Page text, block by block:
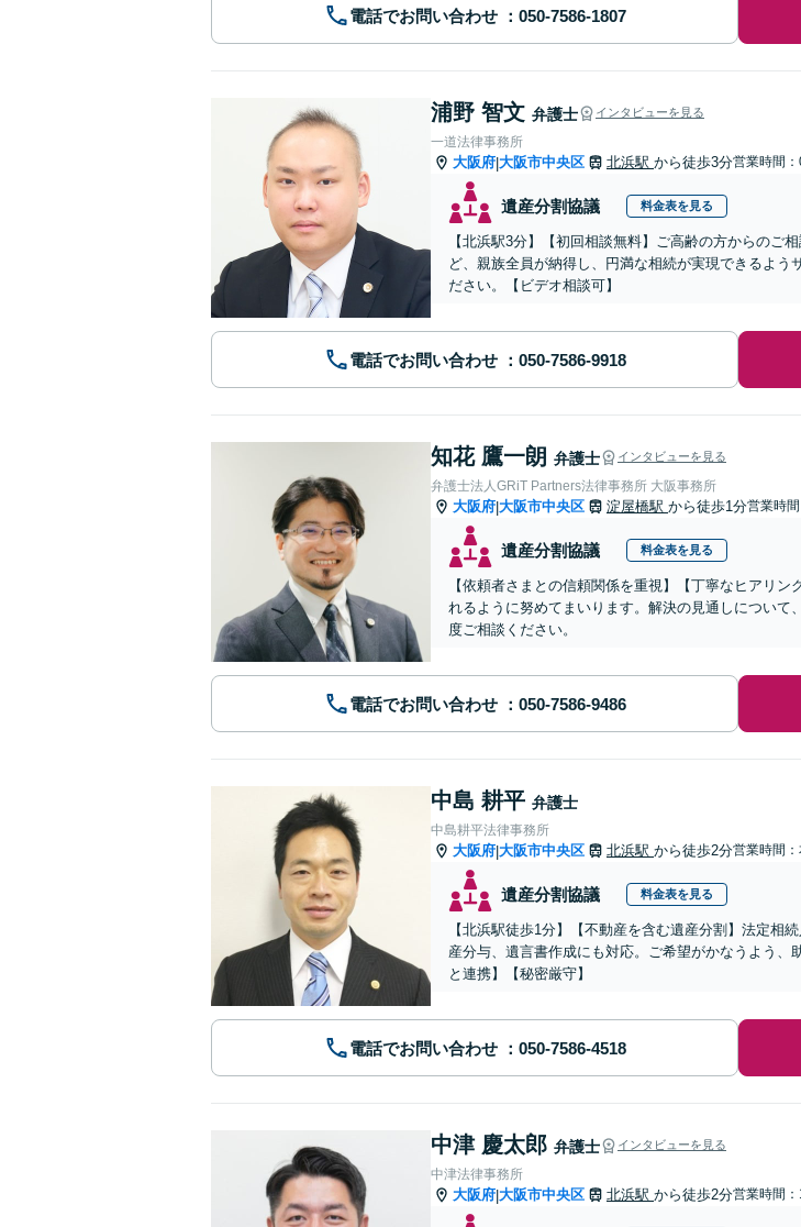
電話でお問い合わせ
浦野 智文 弁護士 インタビューを見る
一道法律事務所
大阪府|大阪市中央区 北浜駅 から徒歩3分営業時間：
遺産分割協議 料金表を見る
【北浜駅3分】【初回相談無料】ご高齢の方からのご
ど、親族全員が納得し、円満な相続が実現できるよ
ださい。【ビデオ相談可】
電話でお問い合わせ
知花 鷹一朗 弁護士 インタビューを見る
弁護士法人GRiT Partners法律事務所 大阪事務所
大阪府|大阪市中央区 淀屋橋駅 から徒歩1分営業時
遺産分割協議 料金表を見る
【依頼者さまとの信頼関係を重視】【丁寧なヒアリ
れるように努めてまいります。解決の見通しについ
度ご相談ください。
電話でお問い合わせ
中島 耕平 弁護士
中島耕平法律事務所
大阪府|大阪市中央区 北浜駅 から徒歩2分営業時間：
遺産分割協議 料金表を見る
【北浜駅徒歩1分】【不動産を含む遺産分割】法定相
産分与、遺言書作成にも対応。ご希望がかなうよう
と連携】【秘密厳守】
電話でお問い合わせ
中津 慶太郎 弁護士 インタビューを見る
中津法律事務所
大阪府|大阪市中央区 北浜駅 から徒歩2分営業時間：